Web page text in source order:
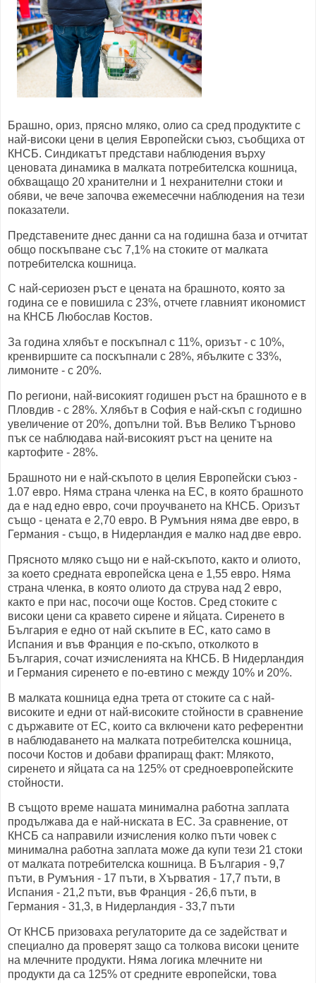
Брашно, ориз, прясно мляко, олио са сред продуктите с
най-високи цени в целия Европейски съюз, съобщиха от
КНСБ. Синдикатът представи наблюдения върху
ценовата динамика в малката потребителска кошница,
обхващащо 20 хранителни и 1 нехранителни стоки и
обяви, че вече започва ежемесечни наблюдения на тези
показатели.
Представените днес данни са на годишна база и отчитат
общо поскъпване със 7,1% на стоките от малката
потребителска кошница.
С най-сериозен ръст е цената на брашното, която за
година се е повишила с 23%, отчете главният икономист
на КНСБ Любослав Костов.
За година хлябът е поскъпнал с 11%, оризът - с 10%,
кренвиршите са поскъпнали с 28%, ябълките с 33%,
лимоните - с 20%.
По региони, най-високият годишен ръст на брашното е в
Пловдив - с 28%. Хлябът в София е най-скъп с годишно
увеличение от 20%, допълни той. Във Велико Търново
пък се наблюдава най-високият ръст на цените на
картофите - 28%.
Брашното ни е най-скъпото в целия Европейски съюз -
1.07 евро. Няма страна членка на ЕС, в която брашното
да е над едно евро, сочи проучването на КНСБ. Оризът
също - цената е 2,70 евро. В Румъния няма две евро, в
Германия - също, в Нидерландия е малко над две евро.
Прясното мляко също ни е най-скъпото, както и олиото,
за което средната европейска цена е 1,55 евро. Няма
страна членка, в която олиото да струва над 2 евро,
както е при нас, посочи още Костов. Сред стоките с
високи цени са кравето сирене и яйцата. Сиренето в
България е едно от най скъпите в ЕС, като само в
Испания и във Франция е по-скъпо, отколкото в
България, сочат изчисленията на КНСБ. В Нидерландия
и Германия сиренето е по-евтино с между 10% и 20%.
В малката кошница една трета от стоките са с най-
високите и едни от най-високите стойности в сравнение
с държавите от ЕС, които са включени като референтни
в наблюдаването на малката потребителска кошница,
посочи Костов и добави фрапиращ факт: Млякото,
сиренето и яйцата са на 125% от средноевропейските
стойности.
В същото време нашата минимална работна заплата
продължава да е най-ниската в ЕС. За сравнение, от
КНСБ са направили изчисления колко пъти човек с
минимална работна заплата може да купи тези 21 стоки
от малката потребителска кошница. В България - 9,7
пъти, в Румъния - 17 пъти, в Хърватия - 17,7 пъти, в
Испания - 21,2 пъти, във Франция - 26,6 пъти, в
Германия - 31,3, в Нидерландия - 33,7 пъти
От КНСБ призоваха регулаторите да се задействат и
специално да проверят защо са толкова високи цените
на млечните продукти. Няма логика млечните ни
продукти да са 125% от средните европейски, това